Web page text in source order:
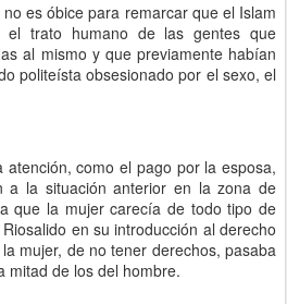
es óbice para remarcar que el Islam
el trato humano de las gentes que
al mismo y que previamente habían
politeísta obsesionado por el sexo, el
atención, como el pago por la esposa,
a la situación anterior en la zona de
que la mujer carecía de todo tipo de
en su introducción al derecho
mujer, de no tener derechos, pasaba
mitad de los del hombre.